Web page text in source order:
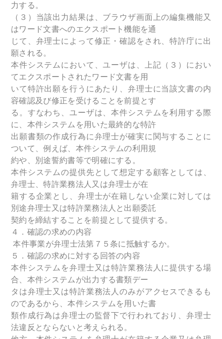
力する。
（３）当該出力結果は、ブラウザ画面上の編集機能又
はワード文書へのエクスポート機能を通
じて、弁理士によって修正・確認をされ、特許庁に出
願される。
本件システムにおいて、ユーザは、上記（３）におい
てエクスポートされたワード文書を用
いて特許出願を行うにあたり、弁理士に当該文書の内
容確認及び修正を受けることを前提とす
る。すなわち、ユーザは、本件システムを利用する際
に、本件システムを用いた最終的な特許
出願書類の作成行為に弁理士が確実に関与することに
ついて、例えば、本件システムの利用規
約や、別途誓約書等で明確にする。
本件システムの提供先として想定する顧客としては、
弁理士、特許業務法人又は弁理士が在
籍する企業とし、弁理士が在籍しない企業に対しては
別途弁理士又は特許業務法人と出願委託
契約を締結することを前提として提供する。
４．確認の求めの内容
本件事業が弁理士法第７５条に抵触するか。
５．確認の求めに対する回答の内容
本件システムを弁理士又は特許業務法人に提供する場
合、本件システムが出力する書類デー
タは弁理士又は特許業務法人のみがアクセスできるも
のであるから、本件システムを用いた書
類作成行為は弁理士の監督下で行われており、弁理士
法違反とならないと考えられる。